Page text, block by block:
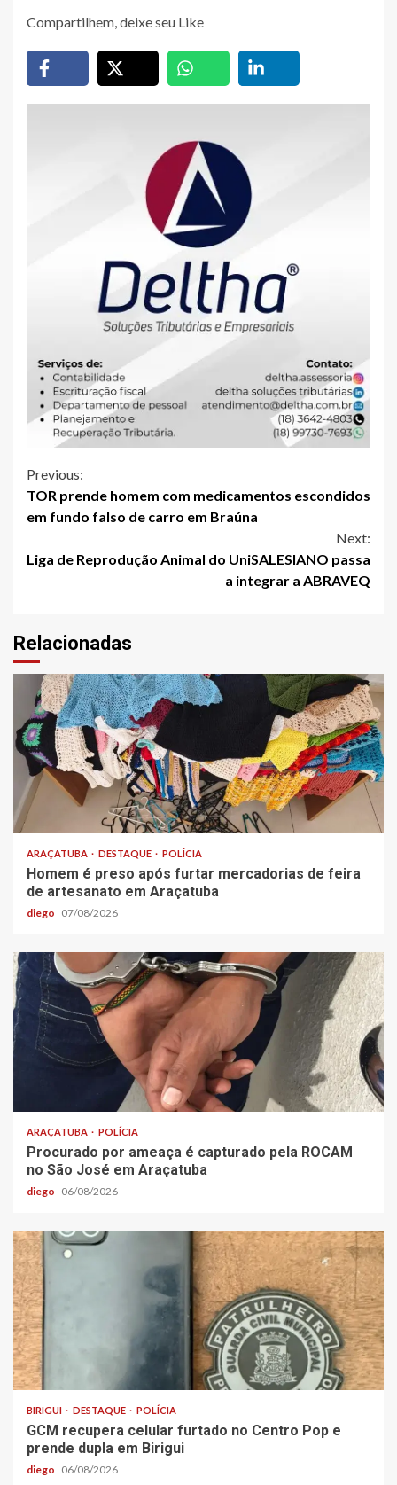
Compartilhem, deixe seu Like
Continue
Reading
Previous:
TOR prende homem com medicamentos escondidos
em fundo falso de carro em Braúna
Next:
Liga de Reprodução Animal do UniSALESIANO passa
a integrar a ABRAVEQ
Relacionadas
ARAÇATUBA DESTAQUE POLÍCIA
Homem é preso após furtar mercadorias de feira
de artesanato em Araçatuba
diego 07/08/2026
ARAÇATUBA POLÍCIA
Procurado por ameaça é capturado pela ROCAM
no São José em Araçatuba
diego 06/08/2026
BIRIGUI DESTAQUE POLÍCIA
GCM recupera celular furtado no Centro Pop e
prende dupla em Birigui
diego 06/08/2026